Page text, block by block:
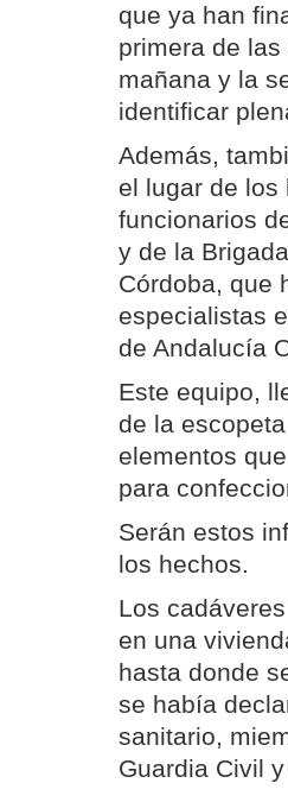
que ya han
primera de
mañana y la
identificar
Además,
el lugar de los
funcionarios
y de la
Córdoba, que
especialistas
de Andalucía
Este equipo,
de la
elementos
para
Serán estos
los hechos.
Los
en una
hasta donde
se había
sanitario,
Guardia Civil